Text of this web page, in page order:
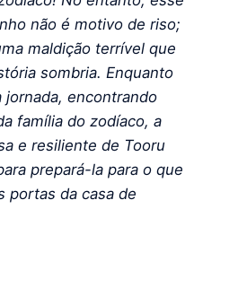
não é motivo de riso;
maldição terrível que
sombria. Enquanto
jornada, encontrando
família do zodíaco, a
e resiliente de Tooru
prepará-la para o que
portas da casa de